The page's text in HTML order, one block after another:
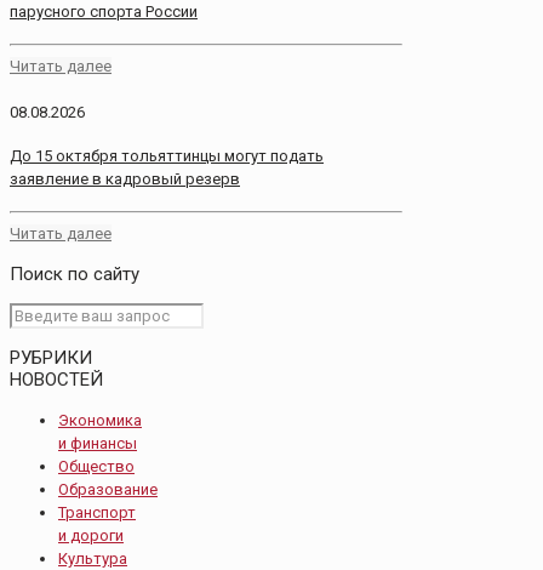
парусного спорта России
Читать далее
08.08.2026
До 15 октября тольяттинцы могут подать
заявление в кадровый резерв
Читать далее
Поиск по сайту
РУБРИКИ
НОВОСТЕЙ
Экономика
и финансы
Общество
Образование
Транспорт
и дороги
Культура